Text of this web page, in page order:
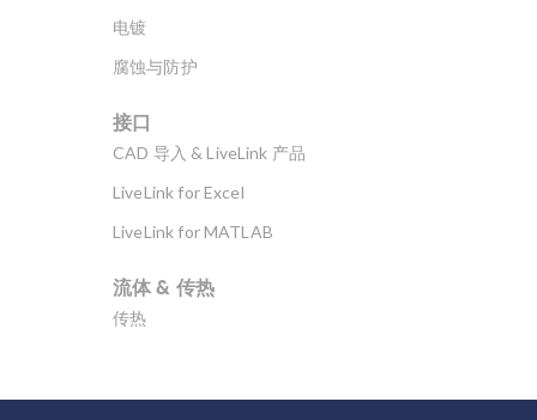
电镀
腐蚀与防护
接口
CAD 导入 & LiveLink 产品
LiveLink for Excel
LiveLink for MATLAB
流体 & 传热
传热
多孔介质流动